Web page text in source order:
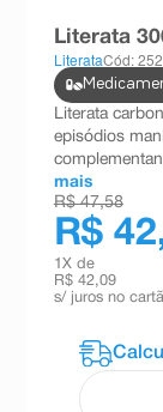
Literata
LiterataCód:
Literata
episódios
mais
R$ 47,58
R$
1 X de
R$ 42,09
s/ juros no
teste gravidez
esmalte
º absorvente